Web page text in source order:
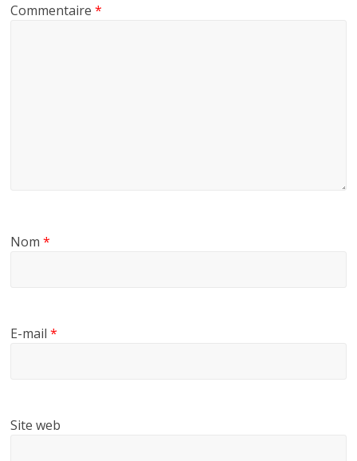
Commentaire*
Nom*
E-mail*
Site web